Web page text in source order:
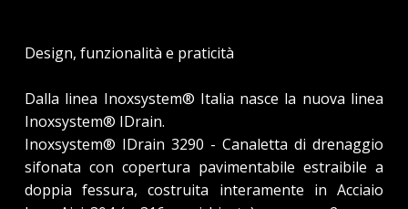
Design, funzionalità e praticità
Dalla linea Inoxsystem® Italia nasce la nuova linea
Inoxsystem® IDrain.
Inoxsystem® IDrain 3290 - Canaletta di drenaggio
sifonata con copertura pavimentabile estraibile a
doppia fessura, costruita interamente in Acciaio